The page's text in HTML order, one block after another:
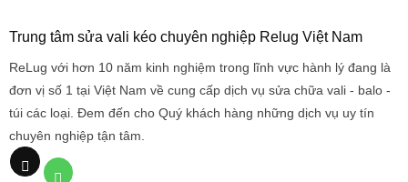
Trung tâm sửa vali kéo chuyên nghiệp Relug Việt Nam
ReLug với hơn 10 năm kinh nghiệm trong lĩnh vực hành lý đang là
đơn vị số 1 tại Việt Nam về cung cấp dịch vụ sửa chữa vali - balo -
túi các loại. Đem đến cho Quý khách hàng những dịch vụ uy tín
chuyên nghiệp tận tâm.